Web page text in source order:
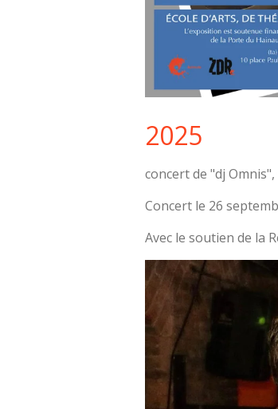
2025
concert de "dj
Concert le 26
Avec le soutien de la